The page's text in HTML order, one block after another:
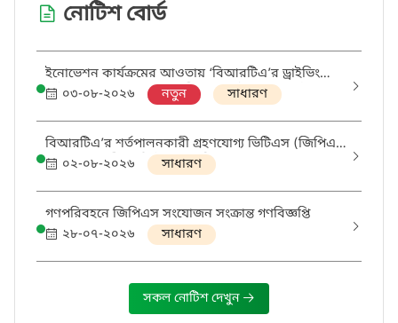
নোটিশ বোর্ড
ইনোভেশন কার্যক্রমের আওতায় ‘বিআরটিএ’র ড্রাইভিং
লাইসেন্স সংক্রান্ত সেবা সহজীকরণের উদ্দেশ্যে কর্মশালায়
অংশগ্রহণ (ওয়ার্কশপ-১)
০৩-০৮-২০২৬ নতুন সাধারণ
বিআরটিএ’র শর্তপালনকারী গ্রহণযোগ্য ভিটিএস (জিপিএস
সংযোজনকারী) প্রতিষ্ঠানের তালিকা:
০২-০৮-২০২৬ সাধারণ
গণপরিবহনে জিপিএস সংযোজন সংক্রান্ত গণবিজ্ঞপ্তি
২৮-০৭-২০২৬
সাধারণ
সকল নোটিশ দেখুন